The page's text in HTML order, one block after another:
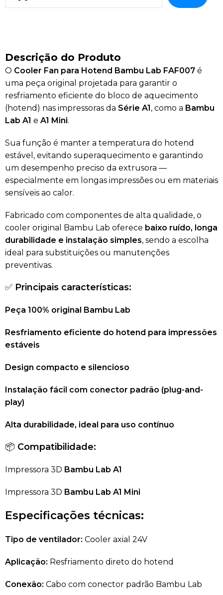
Descrição do Produto
O Cooler Fan para Hotend Bambu Lab FAF007 é
uma peça original projetada para garantir o
resfriamento eficiente do bloco de aquecimento
(hotend) nas impressoras da Série A1 , como a Bambu
Lab A1 e A1 Mini.
Sua função é manter a temperatura do hotend
estável, evitando superaquecimento e garantindo
um desempenho preciso da extrusora —
especialmente em longas impressões ou em materiais
sensíveis ao calor.
Fabricado com componentes de alta qualidade, o
cooler original Bambu Lab oferece baixo ruído, longa
durabilidade e instalação simples, sendo a escolha
ideal para substituições ou manutenções
preventivas.
✅ Principais características:
Peça 100% original Bambu Lab
Resfriamento eficiente do hotend para impressões
estáveis
Design compacto e silencioso
Instalação fácil com conector padrão (plug-and-
play)
Alta durabilidade, ideal para uso contínuo
📦 Compatibilidade:
Impressora 3D Bambu Lab A1
Impressora 3D Bambu Lab A1 Mini
Especificações técnicas:
Tipo de ventilador: Cooler axial 24V
Aplicação: Resfriamento direto do hotend
Conexão: Cabo com conector padrão Bambu Lab